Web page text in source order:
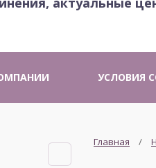
УСЛОВИЯ
Главная